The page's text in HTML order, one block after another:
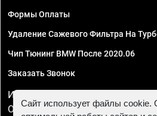
Формы Оплаты
Удаление Сажевого Фильтра На
Чип Тюнинг BMW После 2020.06
Заказать Звонок
ИП Смирнов Георгий Павлович.
ОГРНИП 324470400032610
Сайт использует файлы cookie.